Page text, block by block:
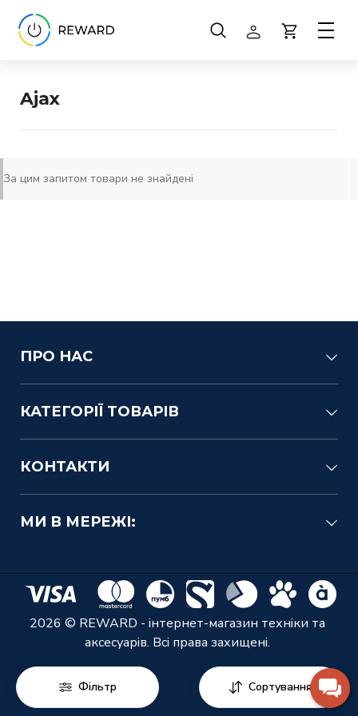
Ajax
За цим запитом товари не знайдені
Фільтр Сортування
ПРО НАС
КАТЕГОРІЇ ТОВАРІВ
КОНТАКТИ
МИ В МЕРЕЖІ:
2026 © REWARD - інтернет-магазин техніки та
аксесуарів. Всі права захищені.
Способи оплати